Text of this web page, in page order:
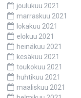
joulukuu 2021
marraskuu 2021
lokakuu 2021
elokuu 2021
heinäkuu 2021
kesäkuu 2021
toukokuu 2021
huhtikuu 2021
maaliskuu 2021